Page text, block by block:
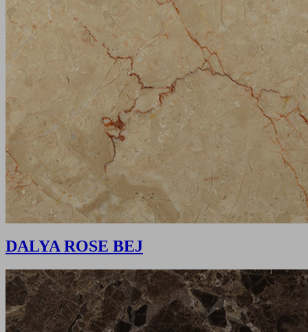
DALYA ROSE BEJ